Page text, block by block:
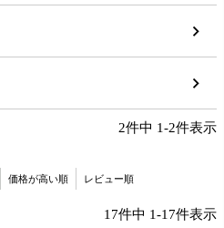
2件中 1-2件表示
価格が高い順 レビュー順
17件中 1-17件表示